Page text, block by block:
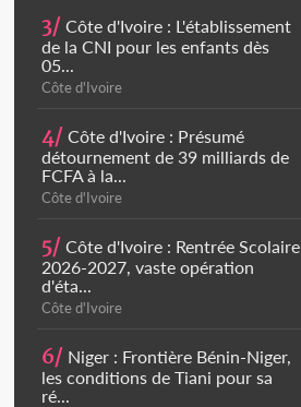
3/ Côte d'Ivoire : L'établissement
de la CNI pour les enfants dès
05...
Côte d'Ivoire
4/ Côte d'Ivoire : Présumé
détournement de 39 milliards de
FCFA à la...
Côte d'Ivoire
5/ Côte d'Ivoire : Rentrée Scolaire
2026-2027, vaste opération
d'éta...
Côte d'Ivoire
6/ Niger : Frontière Bénin-Niger,
les conditions de Tiani pour sa
ré...